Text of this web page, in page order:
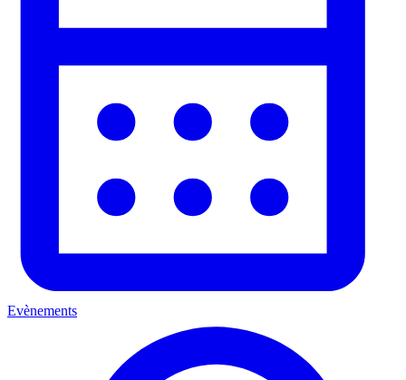
Evènements